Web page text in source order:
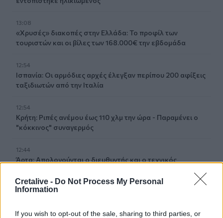
Cretalive - Do Not Process My Personal
Information
If you wish to opt-out of the sale, sharing to third parties, or
13:08
«Χρυσές» διακοπές στην Ελλάδα: Το προφίλ των
τουριστών και οι βίλες των 168.000€ την εβδομάδα
12:54
Ισπανία: Οι αρμόδιες αρχές έλεγξαν περίπου 200 αφίξεις
ταξιδιωτών από την Ιταλία
12:54
Κρήτη: Ριπές ανέμου έως 110 χλμ την ώρα - Παραμένει ο
"κόκκινος" συναγερμός
12:44
Άρτα: Απολογούνται ο διευθυντής και ο τεχνικός
12:38